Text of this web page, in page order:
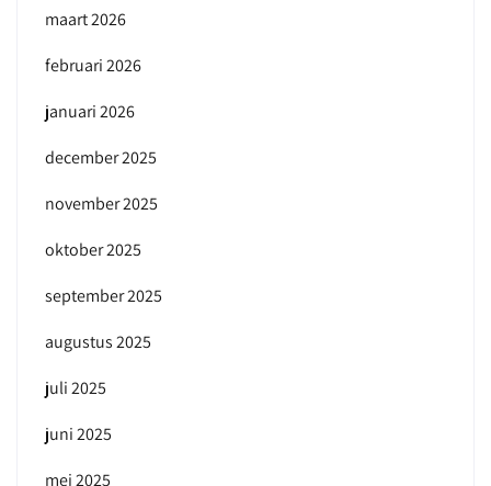
maart 2026
februari 2026
januari 2026
december 2025
november 2025
oktober 2025
september 2025
augustus 2025
juli 2025
juni 2025
mei 2025